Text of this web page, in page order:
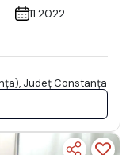
11.2022
Județ Constanţa